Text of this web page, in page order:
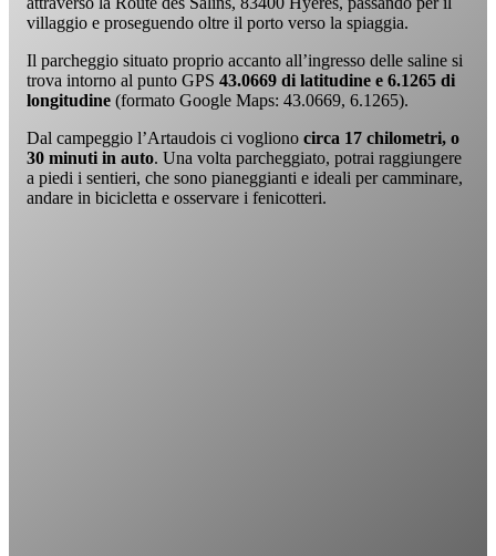
villaggio e proseguendo oltre il porto verso la spiaggia.
Il parcheggio situato proprio accanto all’ingresso delle saline si
trova intorno al punto GPS 43.0669 di latitudine e 6.1265 di
longitudine (formato Google Maps: 43.0669, 6.1265).
Dal campeggio l’Artaudois ci vogliono circa 17 chilometri, o
30 minuti in auto. Una volta parcheggiato, potrai raggiungere
a piedi i sentieri, che sono pianeggianti e ideali per camminare,
andare in bicicletta e osservare i fenicotteri.